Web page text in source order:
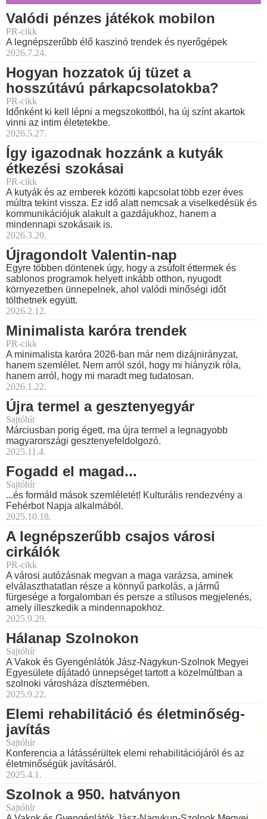
Valódi pénzes játékok mobilon
PR-cikk
A legnépszerűbb élő kaszinó trendek és nyerőgépek
2026.7.24.
Hogyan hozzatok új tüzet a
hosszútávú párkapcsolatokba?
PR-cikk
Időnként ki kell lépni a megszokottból, ha új színt akartok
vinni az intim életetekbe.
2026.5.27.
Így igazodnak hozzánk a kutyák
étkezési szokásai
PR-cikk
A kutyák és az emberek közötti kapcsolat több ezer éves
múltra tekint vissza. Ez idő alatt nemcsak a viselkedésük és
kommunikációjuk alakult a gazdájukhoz, hanem a
mindennapi szokásaik is.
2026.3.20.
Újragondolt Valentin-nap
Egyre többen döntenek úgy, hogy a zsúfolt éttermek és
sablonos programok helyett inkább otthon, nyugodt
környezetben ünnepelnek, ahol valódi minőségi időt
tölthetnek együtt.
2026.2.12.
Minimalista karóra trendek
PR-cikk
A minimalista karóra 2026-ban már nem dizájnirányzat,
hanem szemlélet. Nem arról szól, hogy mi hiányzik róla,
hanem arról, hogy mi maradt meg tudatosan.
2026.1.22.
Újra termel a gesztenyegyár
Sajtóhír
Márciusban porig égett, ma újra termel a legnagyobb
magyarországi gesztenyefeldolgozó.
2025.11.4.
Fogadd el magad...
Sajtóhír
...és formáld mások szemléletét! Kulturális rendezvény a
Fehérbot Napja alkalmából.
2025.10.18.
A legnépszerűbb csajos városi
cirkálók
PR-cikk
A városi autózásnak megvan a maga varázsa, aminek
elválaszthatatlan része a könnyű parkolás, a jármű
fürgesége a forgalomban és persze a stílusos megjelenés,
amely illeszkedik a mindennapokhoz.
2025.9.29.
Hálanap Szolnokon
Sajtóhír
A Vakok és Gyengénlátók Jász-Nagykun-Szolnok Megyei
Egyesülete díjátadó ünnepséget tartott a közelmúltban a
szolnoki városháza dísztermében.
2025.9.22.
Elemi rehabilitáció és életminőség-
javítás
Sajtóhír
Konferencia a látássérültek elemi rehabilitációjáról és az
életminőségük javításáról.
2025.4.1.
Szolnok a 950. hatványon
Sajtóhír